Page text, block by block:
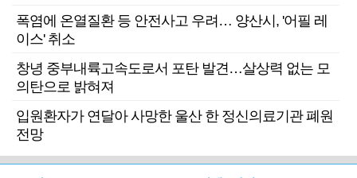
폭염에 온열질환 등 안전사고 우려… 양산시, '어필 레
이스' 취소
창녕 중부내륙고속도로서 포탄 발견…살상력 없는 모
의탄으로 밝혀져
입원환자가 연달아 사망한 울산 한 정신의료기관 폐원
전망